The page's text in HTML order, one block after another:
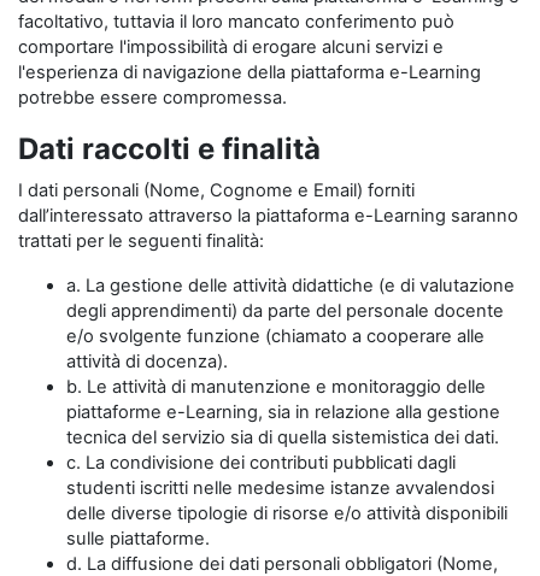
facoltativo, tuttavia il loro mancato conferimento può
comportare l'impossibilità di erogare alcuni servizi e
l'esperienza di navigazione della piattaforma e-Learning
potrebbe essere compromessa.
Dati raccolti e finalità
I dati personali (Nome, Cognome e Email) forniti
dall’interessato attraverso la piattaforma e-Learning saranno
trattati per le seguenti finalità:
a. La gestione delle attività didattiche (e di valutazione
degli apprendimenti) da parte del personale docente
e/o svolgente funzione (chiamato a cooperare alle
attività di docenza).
b. Le attività di manutenzione e monitoraggio delle
piattaforme e-Learning, sia in relazione alla gestione
tecnica del servizio sia di quella sistemistica dei dati.
c. La condivisione dei contributi pubblicati dagli
studenti iscritti nelle medesime istanze avvalendosi
delle diverse tipologie di risorse e/o attività disponibili
sulle piattaforme.
d. La diffusione dei dati personali obbligatori (Nome,